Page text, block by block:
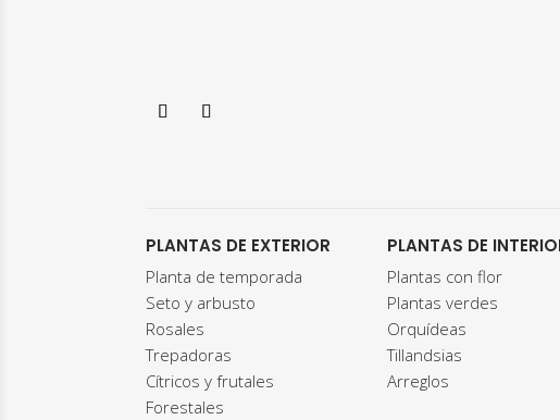
PLANTAS DE EXTERIOR
Planta de temporada
Seto y arbusto
Rosales
Trepadoras
Cítricos y frutales
Forestales
PLANTAS DE
Plantas con flor
Plantas verdes
Orquídeas
Tillandsias
Arreglos